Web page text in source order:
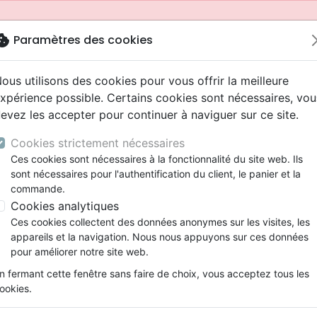
Nouveautés
Testaments
Etude biblique
Segond
Darby
Bandes dessinées
Souffrance, Relation d'aide
Ethique, société, politique
ans
Adolescents, jeunes
Latino, Folk
Soul
Rap, Hip-hop
Louange, Adoration
Pop, Rock
animés
conférences
Films, fiction
Jeux
Papeterie
depuis votre pays (United States).
Naissance de Christ (La)
Paramètres des cookies
utilisons des cookies pour vous offrir la meilleure
possible. Certains cookies sont nécessaires,
les accepter pour continuer à naviguer sur ce site.
Cookies strictement nécessaires
Ces cookies sont nécessaires à la fonctionnalité du site web. Ils
sont nécessaires pour l'authentification du client, le panier et la
commande.
Cookies analytiques
Ces cookies collectent des données anonymes sur les visites, les
appareils et la navigation. Nous nous appuyons sur ces données
pour améliorer notre site web.
fermant cette fenêtre sans faire de choix, vous acceptez tous les